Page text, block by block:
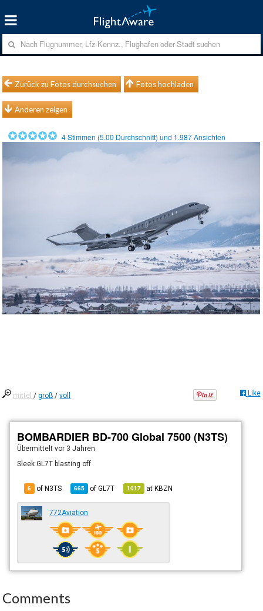
Zurück zu Fotos durchsuchen Fotos hochladen
Anderen zeigen
4Stimmen (5.00 Durchschnitt) und 1.987Ansichten
mittel /groß /voll Like
BOMBARDIER BD-700 Global 7500 (N3TS)
Übermitteltvor 3 Jahren
Sleek GL7T blasting off
6 of N3TS 665 ofGL7T 1017 atKBZN
772Aviation
Comments